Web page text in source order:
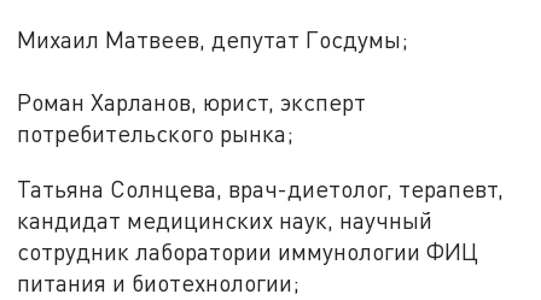
Михаил Матвеев, депутат Госдумы;
Роман Харланов, юрист, эксперт
потребительского рынка;
Татьяна Солнцева, врач-диетолог, терапевт,
кандидат медицинских наук, научный
сотрудник лаборатории иммунологии ФИЦ
питания и биотехнологии;